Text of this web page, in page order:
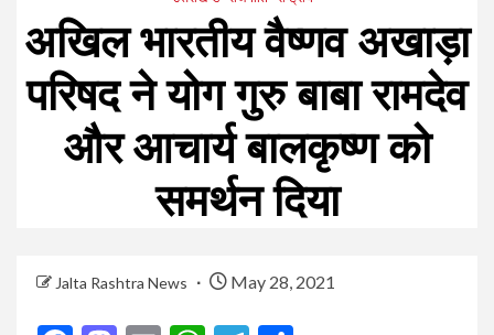
अखिल भारतीय वैष्णव अखाड़ा
परिषद ने योग गुरु बाबा रामदेव
और आचार्य बालकृष्ण को
समर्थन दिया
Jalta Rashtra News May 28, 2021